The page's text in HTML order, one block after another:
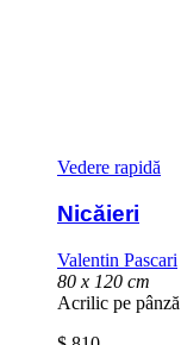
Vedere rapidă
Nicăieri
Valentin Pascari
80 x 120 cm
Acrilic pe pânză